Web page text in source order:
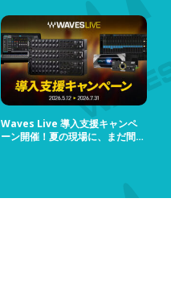
Waves Live 導入支援キャンペ
ーン開催！夏の現場に、まだ間に